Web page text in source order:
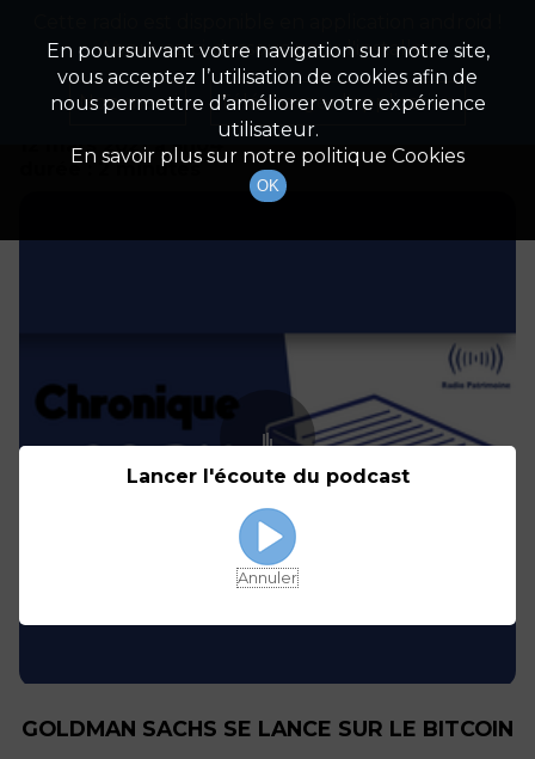
Détails De L'épisode
12 mars 2021
à 5h04
durée : 2 minutes
GOLDMAN SACHS SE LANCE SUR LE BITCOIN
En poursuivant votre navigation sur notre site,
vous acceptez l’utilisation de cookies afin de
nous permettre d’améliorer votre expérience
utilisateur.
En savoir plus sur notre politique Cookies
OK
Appuyez ci-dessous pour l'installer.
Non merci Télécharger l'application
Lancer l'écoute du podcast
Annuler